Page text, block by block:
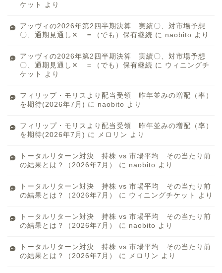
ケット
より
アッヴィの2026年第2四半期決算 実績〇、対市場予想
〇、通期見通し✕ ＝（でも）保有継続 に naobito より
アッヴィの2026年第2四半期決算 実績〇、対市場予想
〇、通期見通し✕ ＝（でも）保有継続 に ウィニングチ
ケット
より
フィリップ・モリスより配当受領 昨年並みの増配（率）
を期待(2026年7月) に naobito より
フィリップ・モリスより配当受領 昨年並みの増配（率）
を期待(2026年7月) に メロリン より
トータルリターン対決 持株 vs 市場平均 その当たり前
の結果とは？（2026年7月）
に naobito より
トータルリターン対決 持株 vs 市場平均 その当たり前
の結果とは？（2026年7月）
に ウィニングチケット より
トータルリターン対決 持株 vs 市場平均 その当たり前
の結果とは？（2026年7月）
に naobito より
トータルリターン対決 持株 vs 市場平均 その当たり前
の結果とは？（2026年7月）
に メロリン より